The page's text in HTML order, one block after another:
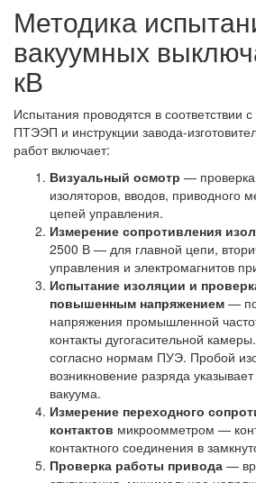
Методика
вакуумных
кВ
Испытания проводятся в соответствии
ПТЭЭП и инструкции
работ включает:
Визуальный осмотр — проверка
изоляторов, вводов, приводного
цепей управления.
Измерение сопротивления
2500 В — для главной цепи,
управления и электромагнитов
Испытание изоляции и
повышенным напряжением —
напряжения промышленной
контакты дугогасительной
согласно нормам ПУЭ. Пробой
возникновение разряда
вакуума.
Измерение переходного
контактов микроомметром —
контактного соединения в
Проверка работы привода —